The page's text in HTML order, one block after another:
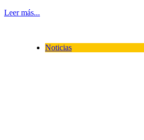
Leer más...
Noticias